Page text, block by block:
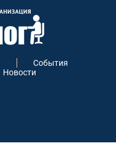
События
Новости